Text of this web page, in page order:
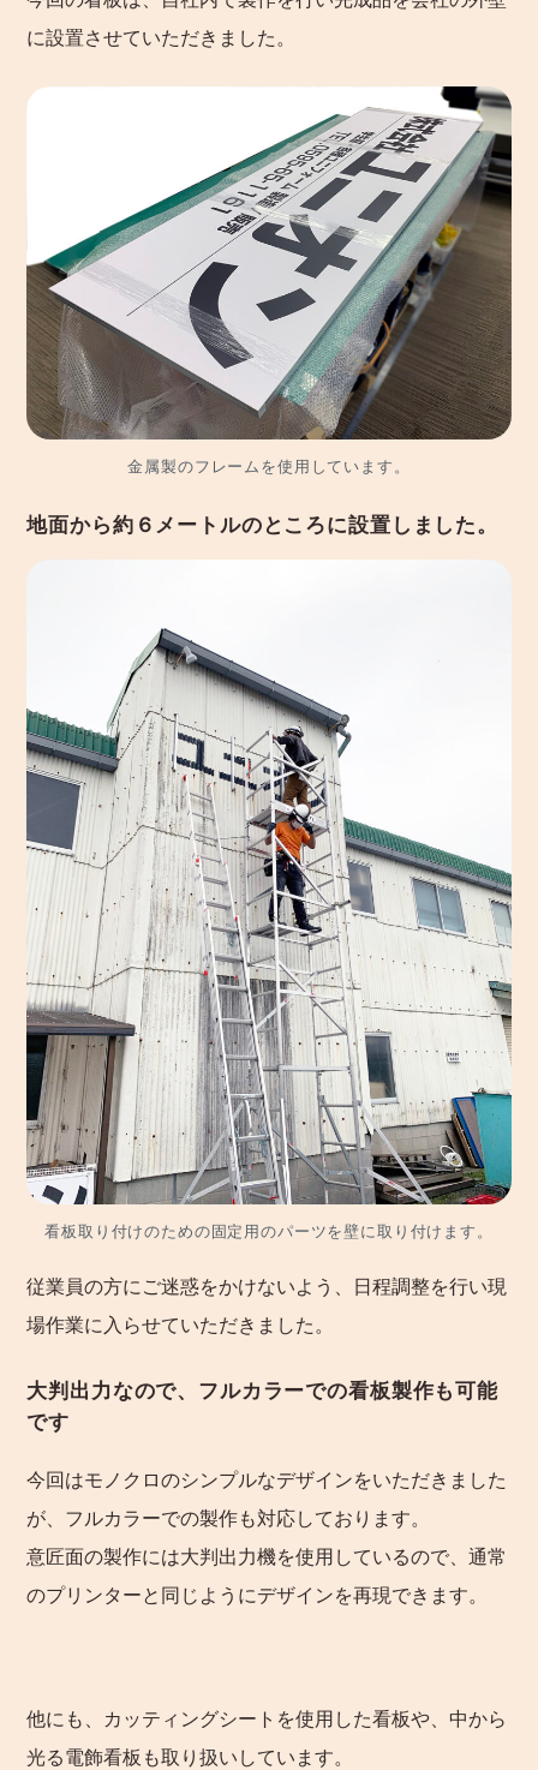
に設置させていただきました。
金属製のフレームを使用しています。
地面から約６メートルのところに設置しました。
看板取り付けのための固定用のパーツを壁に取り付けます。
従業員の方にご迷惑をかけないよう、日程調整を行い現
場作業に入らせていただきました。
大判出力なので、フルカラーでの看板製作も可能
です
今回はモノクロのシンプルなデザインをいただきました
が、フルカラーでの製作も対応しております。
意匠面の製作には大判出力機を使用しているので、通常
のプリンターと同じようにデザインを再現できます。
他にも、カッティングシートを使用した看板や、中から
光る電飾看板も取り扱いしています。